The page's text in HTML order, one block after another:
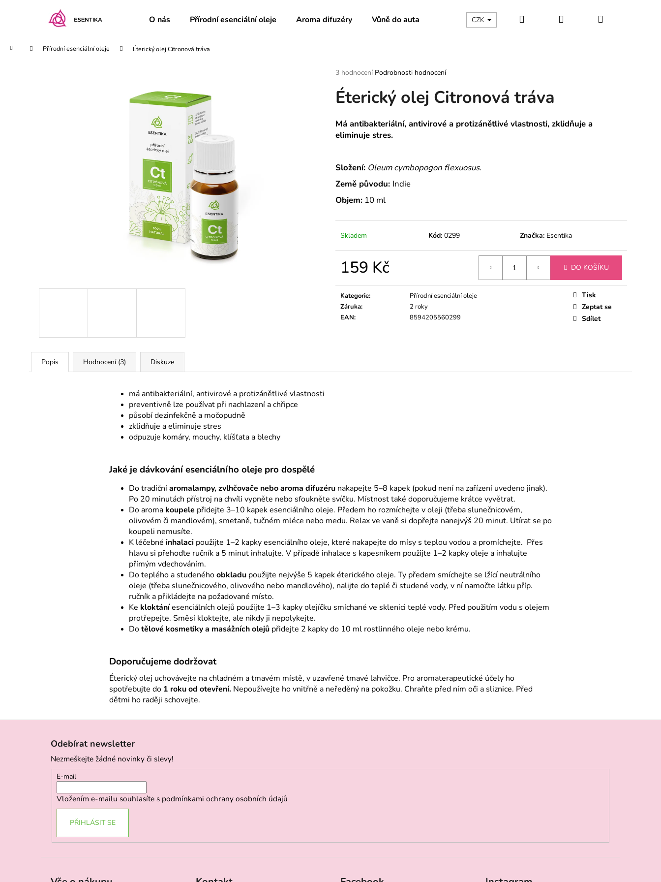
O nás Přírodní esenciální oleje Aroma difuzéry Vůně do auta Aroma blog
CZK Hledat PřihlášeníNákupní
Domů Přírodní esenciální oleje Éterický olej Citronová tráva
Průměrné
produktu
je
z
5
hvězdiček.
3 hodnocení Podrobnosti hodnocení
Éterický olej Citronová tráva
Má antibakteriální, antivirové a protizánětlivé vlastnosti, zklidňuje a
eliminuje stres.
Složení: Oleum cymbopogon flexuosus.
Země původu: Indie
Objem: 10 ml
Skladem Kód: 0299 Značka: Esentika
159 Kč DO KOŠÍKU
Kategorie:
Přírodní esenciální oleje
Záruka:
2 roky
EAN: 8594205560299
Tisk
Zeptat se
Sdílet
Popis Hodnocení (3) Diskuze
má antibakteriální, antivirové a protizánětlivé vlastnosti
preventivně lze používat při nachlazení a chřipce
působí dezinfekčně a močopudně
zklidňuje a eliminuje stres
odpuzuje komáry, mouchy, klíšťata a blechy
Jaké je dávkování esenciálního oleje pro dospělé
Do tradičníaromalampy, zvlhčovače nebo aroma difuzéru nakapejte 5–8 kapek (pokud není na zařízení uvedeno jinak).
Po 20 minutách přístroj na chvíli vypněte nebo sfoukněte svíčku. Místnost také doporučujeme krátce vyvětrat.
Do aroma koupele přidejte 3–10 kapek esenciálního oleje. Předem ho rozmíchejte v oleji (třeba slunečnicovém,
olivovém či mandlovém), smetaně, tučném mléce nebo medu. Relax ve vaně si dopřejte nanejvýš 20 minut. Utírat se po
koupeli nemusíte.
K léčebné inhalaci použijte 1–2 kapky esenciálního oleje, které nakapejte do mísy s teplou vodou a promíchejte. Přes
hlavu si přehoďte ručník a 5 minut inhalujte. V případě inhalace s kapesníkem použijte 1–2 kapky oleje a inhalujte
přímým vdechováním.
Do teplého a studenéhoobkladu použijte nejvýše 5 kapek éterického oleje. Ty předem smíchejte se lžící neutrálního
oleje (třeba slunečnicového, olivového nebo mandlového), nalijte do teplé či studené vody, v ní namočte látku příp.
ručník a přikládejte na požadované místo.
Ke kloktáníesenciálních olejů použijte 1–3 kapky olejíčku smíchané ve sklenici teplé vody. Před použitím vodu s olejem
protřepejte. Směsí kloktejte, ale nikdy ji nepolykejte.
Dotělové kosmetiky a masážních olejů přidejte 2 kapky do 10 ml rostlinného oleje nebo krému.
Doporučujeme dodržovat
Éterický olej uchovávejte na chladném a tmavém místě, v uzavřené tmavé lahvičce. Pro aromaterapeutické účely ho
spotřebujte do 1 roku od otevření. Nepoužívejte ho vnitřně a neředěný na pokožku. Chraňte před ním oči a sliznice. Před
dětmi ho raději schovejte.
Zpět
obchodu
Zpět
obchodu
HLEDAT
ÉTERICKÝ OLEJ LEVANDULE
ÉTERICKÝ OLEJ BERGAMOT
159 Kč
ÉTERICKÝ OLEJ CITRON
Odebírat newsletter
Nezmeškejte žádné novinky či slevy!
E-mail
Vložením e-mailu souhlasíte s podmínkami ochrany osobních údajů
PŘIHLÁSIT SE